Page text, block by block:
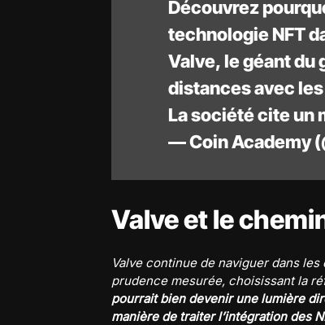
Découvrez
technologie NFT
Valve, le géant
distances avec les
La société cite un
— Coin Academy
Valve et le
Valve continue de naviguer dans
prudence mesurée, choisissant la
pourrait bien devenir une lumière
manière de traiter l’intégration des